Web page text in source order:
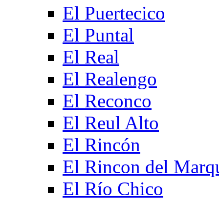
El Puertecico
El Puntal
El Real
El Realengo
El Reconco
El Reul Alto
El Rincón
El Rincon del
El Río Chico